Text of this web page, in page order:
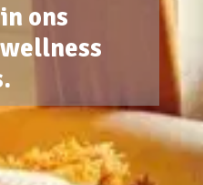
ons